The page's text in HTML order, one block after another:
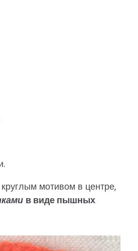
мотивом в центре,
в виде пышных